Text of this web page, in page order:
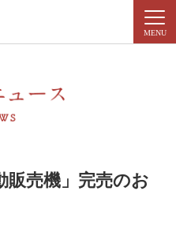
MENU
販売機」完売のお